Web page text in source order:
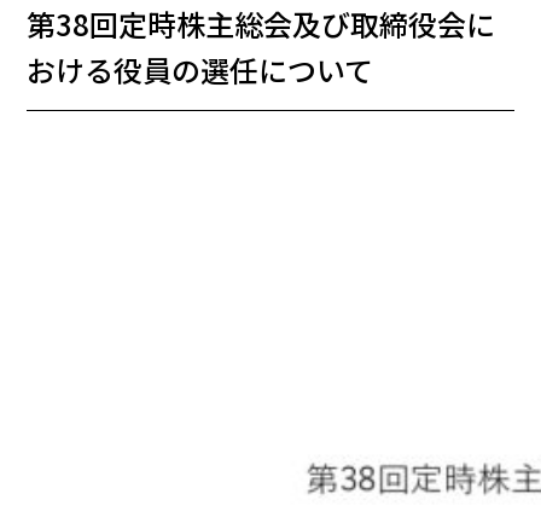
第38回定時株主総会及び取締役会に
おける役員の選任について